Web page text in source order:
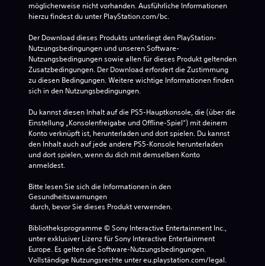
möglicherweise nicht vorhanden. Ausführliche Informationen
hierzu findest du unter PlayStation.com/bc.
Der Download dieses Produkts unterliegt den PlayStation-
Nutzungsbedingungen und unseren Software-
Nutzungsbedingungen sowie allen für dieses Produkt geltenden
Zusatzbedingungen. Der Download erfordert die Zustimmung
zu diesen Bedingungen. Weitere wichtige Informationen finden
sich in den Nutzungsbedingungen.
Du kannst diesen Inhalt auf die PS5-Hauptkonsole, die (über die
Einstellung „Konsolenfreigabe und Offline-Spiel“) mit deinem
Konto verknüpft ist, herunterladen und dort spielen. Du kannst
den Inhalt auch auf jede andere PS5-Konsole herunterladen
und dort spielen, wenn du dich mit demselben Konto
anmeldest.
Bitte lesen Sie sich die Informationen in den
Gesundheitswarnungen
durch, bevor Sie dieses Produkt verwenden.
Bibliotheksprogramme © Sony Interactive Entertainment Inc.,
unter exklusiver Lizenz für Sony Interactive Entertainment
Europe. Es gelten die Software-Nutzungsbedingungen.
Vollständige Nutzungsrechte unter eu.playstation.com/legal.